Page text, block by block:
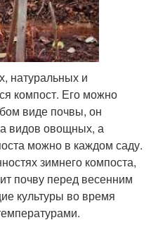
натуральных и
компост. Его можно
виде почвы, он
видов овощных, а
можно в каждом саду.
зимнего компоста,
почву перед весенним
культуры во время